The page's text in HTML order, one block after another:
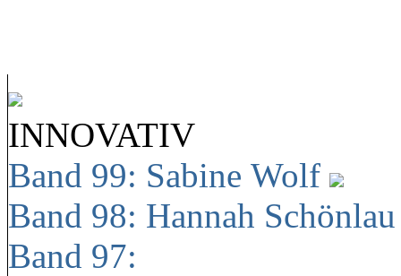
INNOVATIV
Band 99: Sabine Wolf
Band 98: Hannah
Band 97: